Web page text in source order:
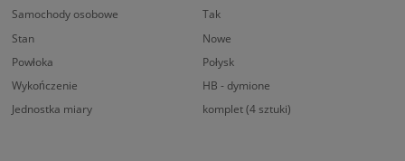
Samochody osobowe
Tak
Stan
Nowe
Powłoka
Połysk
Wykończenie
HB - dymione
Jednostka miary
komplet (4 sztuki)